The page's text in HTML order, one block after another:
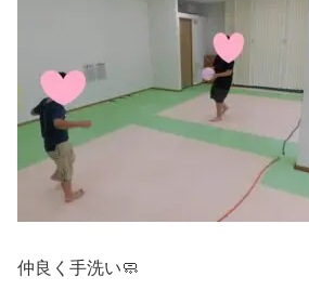
仲良く手洗い🧼